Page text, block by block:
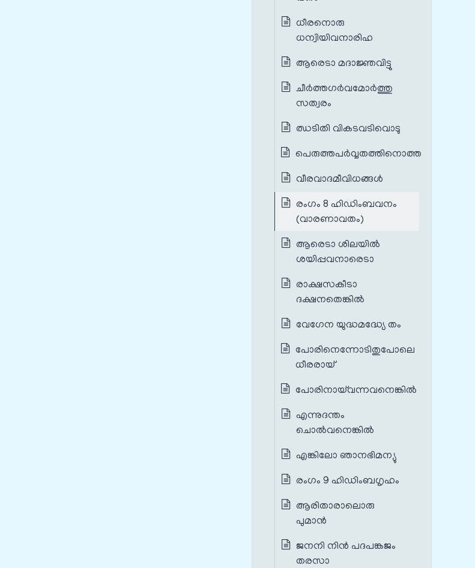
ധീരനൊരു
ധന്വിയിവനാരിഹ
ആരെടാ മദാജ്ഞവിട്ടു
ചീർത്തഗർവമോർത്തു
സത്വരം
ഝടിതി വികടവടിവൊടു
പെരുത്തപർവ്വതത്തിനൊത്ത
വീരവാദമീവിധങ്ങൾ
രംഗം 8 ഹിഡിംബവനം
(വാരണാവതം)
ആരെടാ ശിലയിൽ
ശയിപ്പവനാരെടാ
രാക്ഷസകീടാ
ദക്ഷനതെങ്കിൽ
വേഗേന യുദ്ധമദ്ധ്യേ തം
പോരിനെന്നോടിതുപോലെ
ധീരരായ്
പോരിനായ്‌വന്നവനെങ്കിൽ
എന്നുദന്തം
ചൊൽവനെങ്കിൽ
എങ്കിലോ ഞാനഭിമന്യു
രംഗം 9 ഹിഡിംബഗൃഹം
ആരിതാരാലൊരു
പുമാൻ
ജനനി നിൻ പദപങ്കജം
തരസാ